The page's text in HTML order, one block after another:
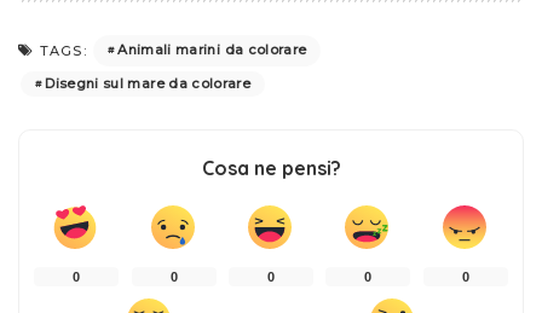
TAGS:
Animali marini da colorare
Disegni sul mare da colorare
Cosa ne pensi?
0 0 0 0 0